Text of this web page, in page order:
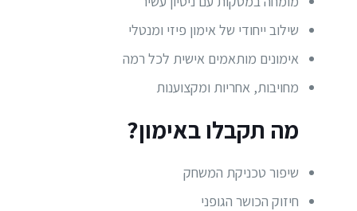
שילוב ייחודי של אימון פיזי ומנטלי
אימונים מותאמים אישית לכל רמה
מחויבות, אחריות ומקצוענות
מה תקבלו באימון?
שיפור טכניקת המשחק
חיזוק הכושר הגופני